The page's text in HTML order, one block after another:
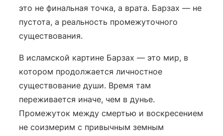
это не финальная точка, а врата. Барзах — не
пустота, а реальность промежуточного
существования.
В исламской картине Барзах — это мир, в
котором продолжается личностное
существование души. Время там
переживается иначе, чем в дунье.
Промежуток между смертью и воскресением
не соизмерим с привычным земным